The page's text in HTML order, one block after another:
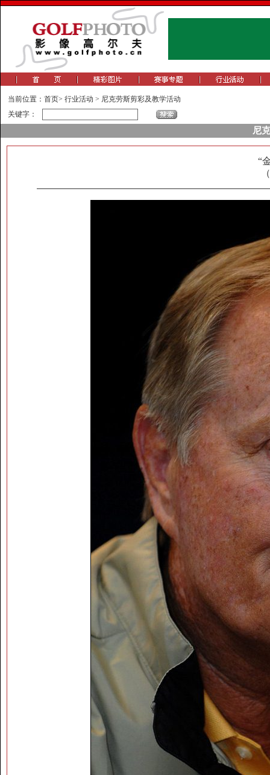
当前位置： 首页> 行业活动 > 尼克劳斯剪彩及教学活动
关键字：
尼
“